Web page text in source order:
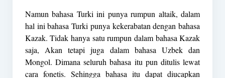
Namun bahasa Turki ini punya rumpun altaik, dalam
hal ini bahasa Turki punya kekerabatan dengan bahasa
Kazak. Tidak hanya satu rumpun dalam bahasa Kazak
saja, Akan tetapi juga dalam bahasa Uzbek dan
Mongol. Dimana seluruh bahasa itu pun ditulis lewat
cara fonetis. Sehingga bahasa itu dapat diucapkan